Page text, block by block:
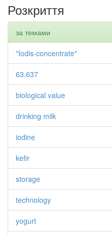
Розкриття
за темами
"Iodis-concentrate"
63.637
biological value
drinking milk
iodine
kefir
storage
technology
yogurt